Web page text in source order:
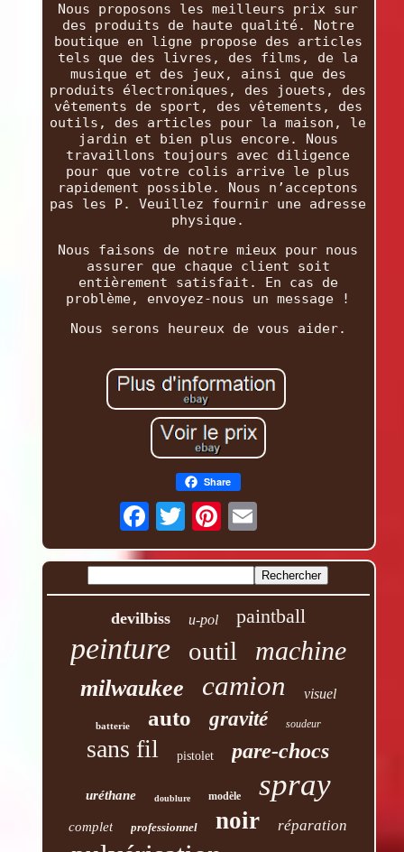
Nous proposons les meilleurs prix sur
des produits de haute qualité. Notre
boutique en ligne propose des articles
tels que des livres, des films, de la
musique et des jeux, ainsi que des
produits électroniques, des jouets, des
vêtements de sport, des vêtements, des
outils, des articles pour la maison, le
jardin et bien plus encore. Nous
travaillons toujours avec diligence
pour que votre colis arrive le plus
rapidement possible. Nous n’acceptons
pas les P. Veuillez fournir une adresse
physique.
Nous faisons de notre mieux pour nous
assurer que chaque client soit
entièrement satisfait. En cas de
problème, envoyez-nous un message !
Nous serons heureux de vous aider.
Share
devilbiss u-pol paintball
peinture outil machine
milwaukee camion visuel
batterie auto gravité soudeur
sans fil pistolet pare-chocs
uréthane doublure modèle spray
complet professionnel noir réparation